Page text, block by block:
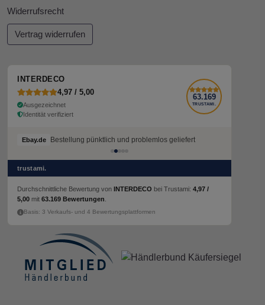
Widerrufsrecht
Vertrag widerrufen
INTERDECO
4,97 / 5,00
Ausgezeichnet
Identität verifiziert
63.169
TRUSTAMI.
Ebay.de Bestellung pünktlich und problemlos geliefert
trustami.
Durchschnittliche Bewertung von INTERDECO bei Trustami: 4,97 /
5,00 mit 63.169 Bewertungen
Basis: 3 Verkaufs- und 4 Bewertungsplattformen